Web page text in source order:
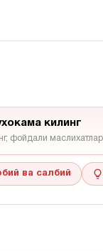
килинг
фойдали
ва салбий